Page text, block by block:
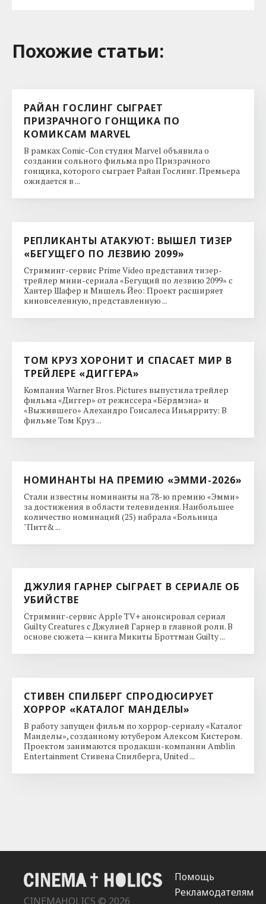
Похожие cтатьи:
РАЙАН ГОСЛИНГ СЫГРАЕТ
ПРИЗРАЧНОГО ГОНЩИКА ПО
КОМИКСАМ MARVEL
В рамках Comic-Con студия Marvel объявила о
создании сольного фильма про Призрачного
гонщика, которого сыграет Райан Гослинг. Премьера
ожидается в ...
РЕПЛИКАНТЫ АТАКУЮТ: ВЫШЕЛ ТИЗЕР
«БЕГУЩЕГО ПО ЛЕЗВИЮ 2099»
Стриминг-сервис Prime Video представил тизер-
трейлер мини-сериала «Бегущий по лезвию 2099» с
Хантер Шафер и Мишель Йео: Проект расширяет
киновселенную, представленную ...
ТОМ КРУЗ ХОРОНИТ И СПАСАЕТ МИР В
ТРЕЙЛЕРЕ «ДИГГЕРА»
Компания Warner Bros. Pictures выпустила трейлер
фильма «Диггер» от режиссера «Бёрдмэна» и
«Выжившего» Алехандро Гонсалеса Иньярриту: В
фильме Том Круз ...
НОМИНАНТЫ НА ПРЕМИЮ «ЭММИ-2026»
Стали известны номинанты на 78-ю премию «Эмми»
за достижения в области телевидения. Наибольшее
количество номинаций (25) набрала «Больница
"Питт& ...
ДЖУЛИЯ ГАРНЕР СЫГРАЕТ В СЕРИАЛЕ ОБ
УБИЙСТВЕ
Стриминг-сервис Apple TV+ анонсировал сериал
Guilty Creatures с Джулией Гарнер в главной роли. В
основе сюжета — книга Микиты Броттман Guilty ...
СТИВЕН СПИЛБЕРГ СПРОДЮСИРУЕТ
ХОРРОР «КАТАЛОГ МАНДЕЛЫ»
В работу запущен фильм по хоррор-сериалу «Каталог
Манделы», созданному ютубером Алексом Кистером.
Проектом занимаются продакшн-компании Amblin
Entertainment Стивена Спилберга, United ...
CINEMAHOLICS © 2026
Помощь
Рекламодателям